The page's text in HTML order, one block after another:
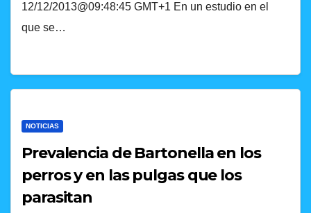
12/12/2013@09:48:45 GMT+1 En un estudio en el
que se…
NOTICIAS
Prevalencia de Bartonella en los
perros y en las pulgas que los
parasitan